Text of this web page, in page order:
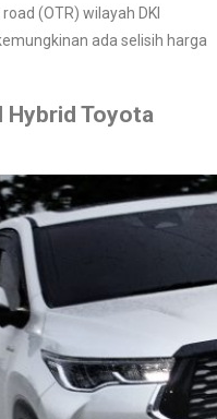
(OTR) wilayah DKI
ada selisih harga
Hybrid Toyota